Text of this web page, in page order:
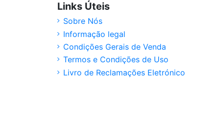
Links Úteis
Sobre Nós
Informação legal
Condições Gerais de Venda
Termos e Condições de Uso
Livro de Reclamações Eletrónico